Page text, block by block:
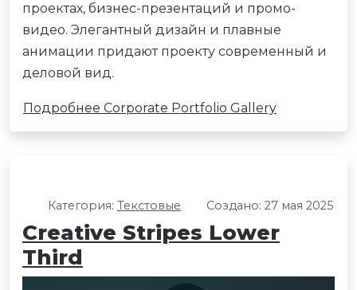
проектах, бизнес-презентаций и промо-
видео. Элегантный дизайн и плавные
анимации придают проекту современный и
деловой вид.
Подробнее Corporate Portfolio Gallery
Категория: Текстовые Создано: 27 мая 2025
Creative Stripes Lower
Third